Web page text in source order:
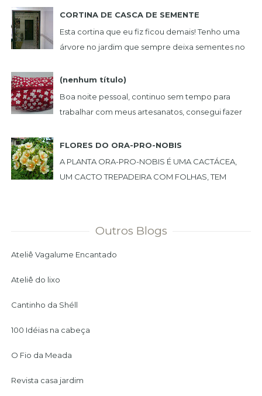
CORTINA DE CASCA DE SEMENTE
Esta cortina que eu fiz ficou demais! Tenho uma
árvore no jardim que sempre deixa sementes no
(nenhum título)
Boa noite pessoal, continuo sem tempo para
trabalhar com meus artesanatos, consegui fazer
FLORES DO ORA-PRO-NOBIS
A PLANTA ORA-PRO-NOBIS É UMA CACTÁCEA,
UM CACTO TREPADEIRA COM FOLHAS, TEM
Outros Blogs
Ateliê Vagalume Encantado
Ateliê do lixo
Cantinho da Shéll
100 Idéias na cabeça
O Fio da Meada
Revista casa jardim